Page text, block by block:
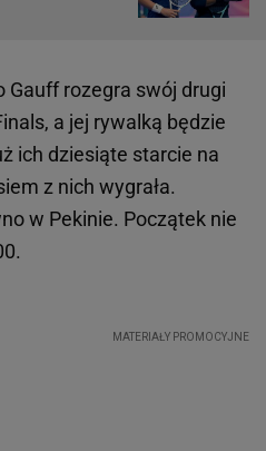
Gauff rozegra swój drugi
a jej rywalką będzie
ich dziesiąte starcie na
z nich wygrała.
w Pekinie. Początek nie